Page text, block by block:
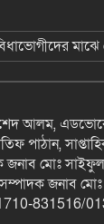
মাঝে
আলম,
পাঠান,
মোঃ
জনাব
831516/